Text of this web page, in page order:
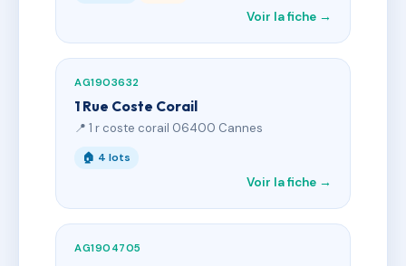
Voir la fiche →
AG1903632
1 Rue Coste Corail
📍 1 r coste corail 06400 Cannes
🏠 4 lots
Voir la fiche →
AG1904705